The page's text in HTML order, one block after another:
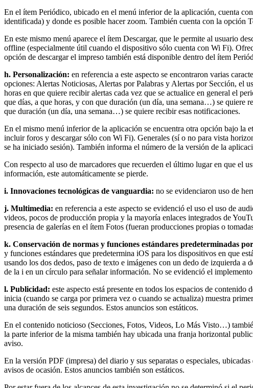
En el ítem Periódico, ubicado en el menú inferior de la aplicación, cuenta
identificada) y donde es posible hacer zoom. También cuenta con la
En este mismo menú aparece el ítem Descargar, que le permite al usuario
offline (especialmente útil cuando el dispositivo sólo cuenta con Wi Fi).
opción de descargar el impreso también está disponible dentro del ítem
h. Personalización: en referencia a este aspecto se encontraron varias
opciones: Alertas Noticiosas, Alertas por Palabras y Alertas por Sección, el
horas en que quiere recibir alertas cada vez que se actualice en general el
que días, a que horas, y con que duración (un día, una semana…) se quiere
que duración (un día, una semana…) se quiere recibir esas notificaciones.
En el mismo menú inferior de la aplicación se encuentra otra opción bajo la
incluir foros y descargar sólo con Wi Fi). Generales (sí o no para vista
se ha iniciado sesión). También informa el número de la versión de la
Con respecto al uso de marcadores que recuerden el último lugar en que el
información, este automáticamente se pierde.
i. Innovaciones tecnológicas de vanguardia: no se evidenciaron uso de
j. Multimedia: en referencia a este aspecto se evidenció el uso el uso de
videos, pocos de producción propia y la mayoría enlaces integrados de
presencia de galerías en el ítem Fotos (fueran producciones propias o
k. Conservación de normas y funciones estándares predeterminadas
y funciones estándares que predetermina iOS para los dispositivos en que
usando los dos dedos, paso de texto e imágenes con un dedo de izquierda
de la i en un círculo para señalar información. No se evidenció el
l. Publicidad: este aspecto está presente en todos los espacios de
inicia (cuando se carga por primera vez o cuando se actualiza) muestra
una duración de seis segundos. Estos anuncios son estáticos.
En el contenido noticioso (Secciones, Fotos, Videos, Lo Más Visto…)
la parte inferior de la misma también hay ubicada una franja horizontal
aviso.
En la versión PDF (impresa) del diario y sus separatas o especiales,
avisos de ocasión. Estos anuncios también son estáticos.